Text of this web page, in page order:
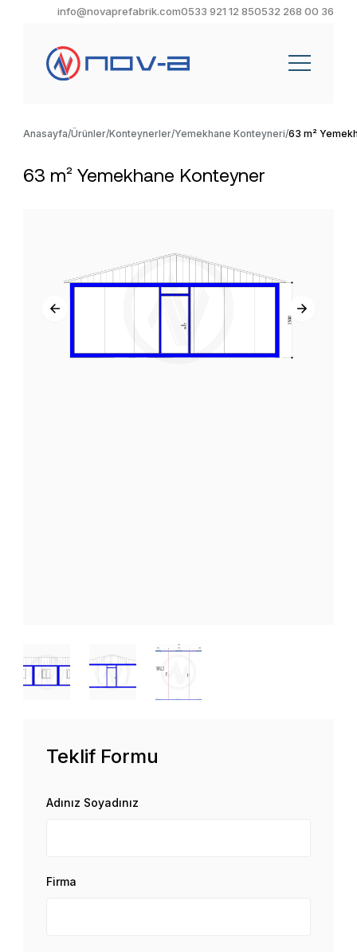
info@novaprefabrik.com0533 921 12 850532 268 00 36
Anasayfa Ürünler Konteynerler Yemekhane Konteyneri 63 m²
63 m² Yemekhane Konteyner
Teklif Formu
Adınız Soyadınız
Firma